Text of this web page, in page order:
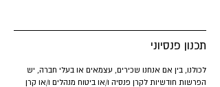
תכנון פנסיוני
לכולנו, בין אם אנחנו שכירים, עצמאים או בעלי חברה, יש
הפרשות חודשיות לקרן פנסיה ו/או ביטוח מנהלים ו/או קרן